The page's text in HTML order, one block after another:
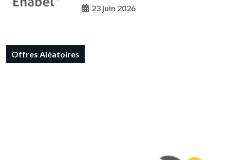
23 juin 2026
Offres Aléatoires